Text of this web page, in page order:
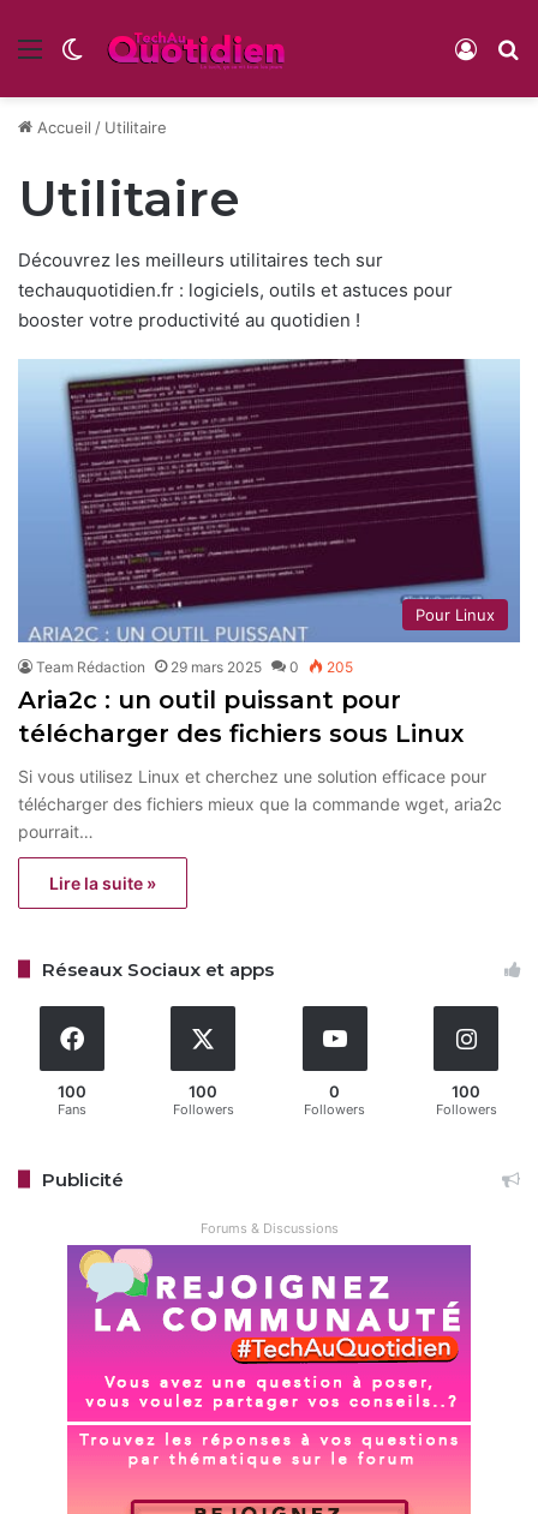
Menu Switch skin
Accueil / Utilitaire
Utilitaire
Découvrez les meilleurs utilitaires tech sur
techauquotidien.fr : logiciels, outils et astuces pour
booster votre productivité au quotidien !
Pour Linux
Team Rédaction 29 mars 2025 0 205
Aria2c : un outil puissant pour
télécharger des fichiers sous Linux
Si vous utilisez Linux et cherchez une solution efficace pour
télécharger des fichiers mieux que la commande wget, aria2c
pourrait…
Lire la suite »
Réseaux Sociaux et apps
100
Fans
100
Followers
0
Followers
100
Followers
Publicité
Forums & Discussions